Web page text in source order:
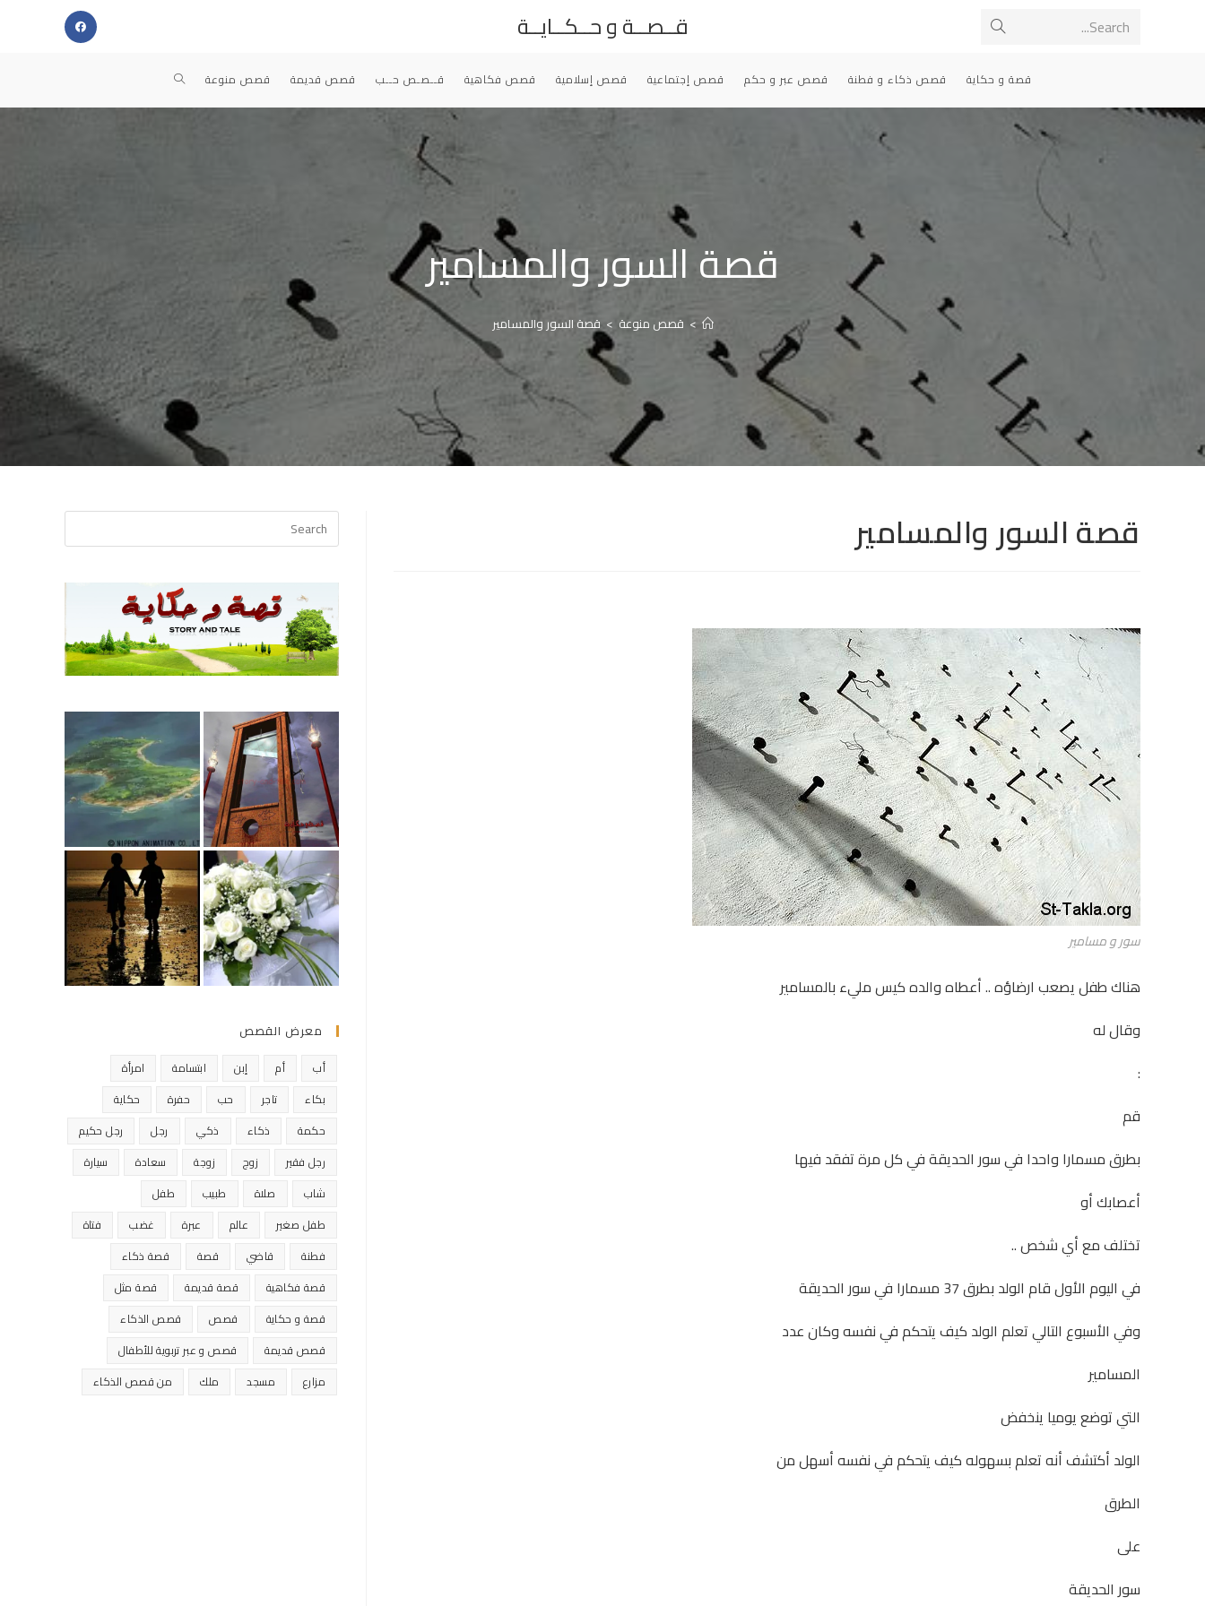
Search...
Submit
قــصــة و حــكــايــة
قصة و حكاية قصص ذكاء و فطنة قصص عبر و حكم قصص إجتماعية قصص إسلامية قصص فكاهية قــصـص حــب قصص قديمة قصص منوعة TOGGLE
قصة السور والمسامير
> قصص منوعة > قصة السور والمسامير
قصة السور والمسامير
سور و مسامير
هناك طفل يصعب ارضاؤه .. أعطاه والده كيس مليء بالمسامير
وقال له
:
قم
بطرق مسمارا واحدا في سور الحديقة في كل مرة تفقد فيها
أعصابك أو
تختلف مع أي شخص ..
في اليوم الأول قام الولد بطرق 37 مسمارا في سور الحديقة
وفي الأسبوع التالي تعلم الولد كيف يتحكم في نفسه وكان عدد
المسامير
التي توضع يوميا ينخفض
الولد أكتشف أنه تعلم بسهوله كيف يتحكم في نفسه أسهل من
الطرق
على
سور الحديقة
معرض القصص
أب أم إبن ابتسامة
امرأة
بكاء
تاجر حب حفرة
حكاية
حكمة
ذكاء ذكي رجل
رجل حكيم
رجل فقير
زوج زوجة سعادة
سيارة
شاب
صلاة طبيب
طفل
طفل صغير
عالم عبرة غضب
فتاة
فطنة
قاضي قصة
قصة ذكاء
قصة فكاهية
قصة قديمة
قصة مثل
قصة و حكاية
قصص
قصص الذكاء
قصص قديمة
قصص و عبر تربوية للأطفال
مزارع
مسجد ملك من قصص الذكاء